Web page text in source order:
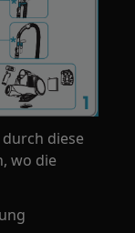
diese
wo die